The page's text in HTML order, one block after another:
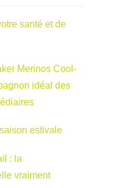
santé et de
Merinos Cool-
idéal des
estivale
: la
vraiment